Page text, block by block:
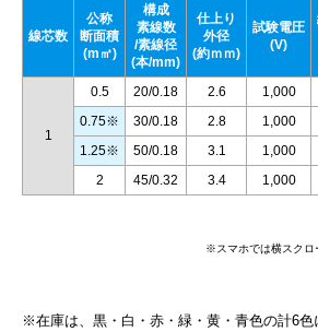
線芯数
公称
断面積
(m㎡)
構成
素線数
/素線径
(本/mm)
仕上り
外径
(約ｍｍ)
試験電圧
(V)
1
0.5 20/0.18 2.6 1,000
0.75※ 30/0.18 2.8 1,000
1.25※ 50/0.18 3.1 1,000
2 45/0.32 3.4 1,000
※スマホでは横スクロ
※在庫は、黒・白・赤・緑・黄・青色の計6色